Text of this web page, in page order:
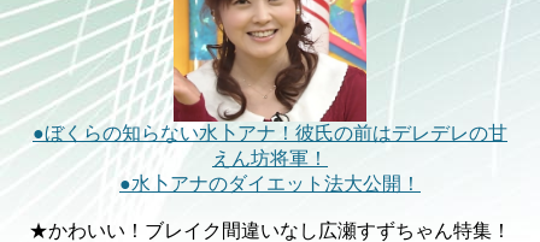
●ぼくらの知らない水卜アナ！彼氏の前はデレデレの甘
えん坊将軍！
●水卜アナのダイエット法大公開！
★かわいい！ブレイク間違いなし広瀬すずちゃん特集！